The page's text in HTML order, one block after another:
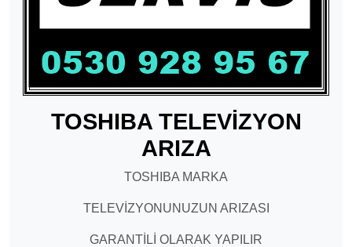
TOSHIBA TELEVİZYON
ARIZA
TOSHIBA MARKA
TELEVİZYONUNUZUN ARIZASI
GARANTİLİ OLARAK YAPILIR